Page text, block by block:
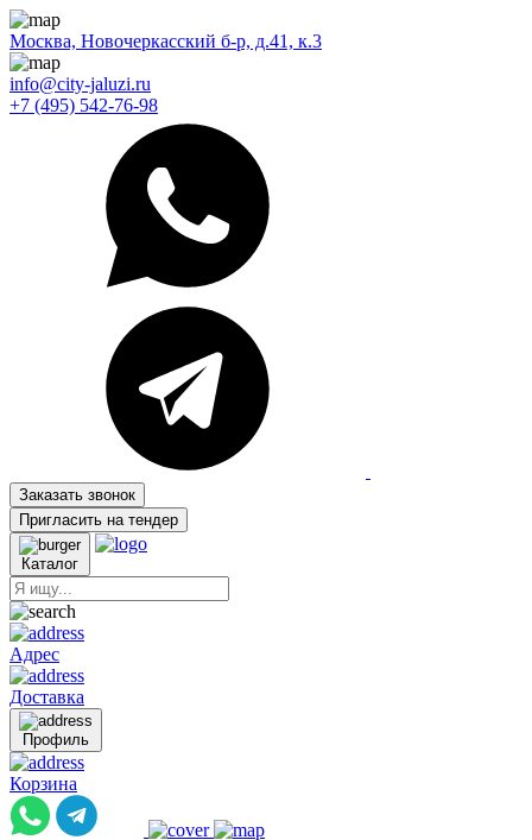
Москва, Новочеркасский б-р, д.41, к.3
info@city-jaluzi.ru
+7 (495) 542-76-98
Заказать звонок
Пригласить на тендер
Каталог
Адрес
Доставка
Профиль
Корзина